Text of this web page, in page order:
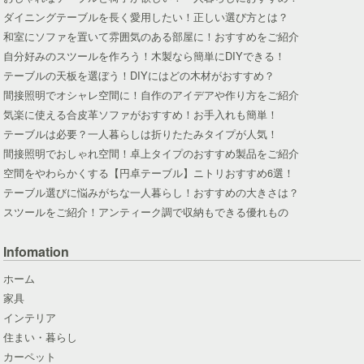
ダイニングテーブルを長く愛用したい！正しい選び方とは？
和室にソファを置いて雰囲気のある部屋に！おすすめをご紹介
自分好みのスツールを作ろう！木製なら簡単にDIYできる！
テーブルの天板を選ぼう！DIYにはどの木材がおすすめ？
間接照明でオシャレ空間に！自作のアイデアや作り方をご紹介
気楽に使える合皮革ソファがおすすめ！お手入れも簡単！
テーブルは必要？一人暮らしは折りたたみタイプが人気！
間接照明でおしゃれ空間！卓上タイプのおすすめ製品をご紹介
空間をやわらかくする【円卓テーブル】ニトリおすすめ6選！
テーブル選びに悩みがちな一人暮らし！おすすめの大きさは？
スツールをご紹介！アンティーク調で収納もできる優れもの
Infomation
ホーム
家具
インテリア
住まい・暮らし
カーペット